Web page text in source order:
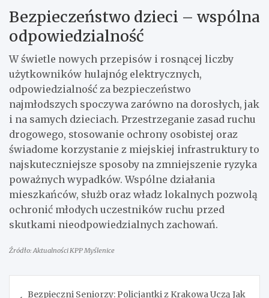
Bezpieczeństwo dzieci – wspólna
odpowiedzialność
W świetle nowych przepisów i rosnącej liczby
użytkowników hulajnóg elektrycznych,
odpowiedzialność za bezpieczeństwo
najmłodszych spoczywa zarówno na dorosłych, jak
i na samych dzieciach. Przestrzeganie zasad ruchu
drogowego, stosowanie ochrony osobistej oraz
świadome korzystanie z miejskiej infrastruktury to
najskuteczniejsze sposoby na zmniejszenie ryzyka
poważnych wypadków. Wspólne działania
mieszkańców, służb oraz władz lokalnych pozwolą
ochronić młodych uczestników ruchu przed
skutkami nieodpowiedzialnych zachowań.
Źródło: Aktualności KPP Myślenice
Bezpieczni Seniorzy: Policjantki z Krakowa Uczą Jak